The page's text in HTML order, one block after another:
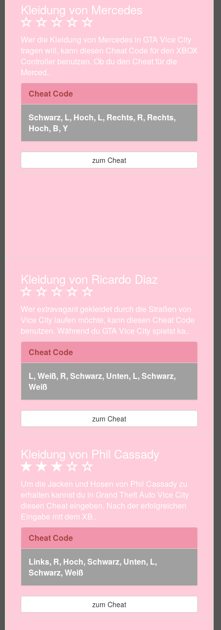
Kleidung von Mercedes
Wer die Kleidung von Mercedes in GTA Vice City
tragen will, kann diesen Cheat Code für den XBOX
Controller benutzen. Ob du den Cheat für die
Merced..
Cheat Code
Schwarz, L, Hoch, L, Rechts, R, Rechts,
Hoch, B, Y
zum Cheat
Kleidung von Ricardo Diaz
Wer extravagant gekleidet durch die Straßen von
Vice City laufen möchte, kann diesen Cheat Code
benutzen. Während du GTA Vice City spielst ka..
Cheat Code
L, Weiß, R, Schwarz, Unten, L, Schwarz,
Weiß
zum Cheat
Kleidung von Phil Cassady
Um die Jacken und Hosen von Phil Cassady zu
erhalten kannst du in Grand Theft Auto Vice City
diesen Cheat eingeben. Nach der erfolgreichen
Eingabe mit dem XB..
Cheat Code
Links, R, Hoch, Schwarz, Unten, L,
Schwarz, Weiß
zum Cheat